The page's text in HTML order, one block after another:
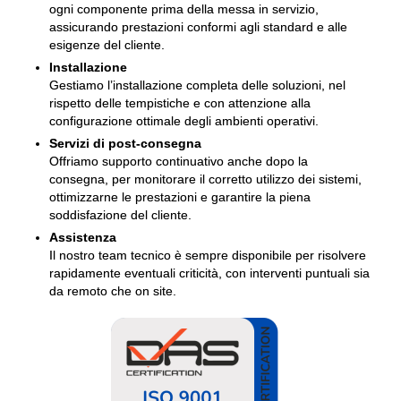
ogni componente prima della messa in servizio,
assicurando prestazioni conformi agli standard e alle
esigenze del cliente.
Installazione
Gestiamo l’installazione completa delle soluzioni, nel
rispetto delle tempistiche e con attenzione alla
configurazione ottimale degli ambienti operativi.
Servizi di post-consegna
Offriamo supporto continuativo anche dopo la
consegna, per monitorare il corretto utilizzo dei sistemi,
ottimizzarne le prestazioni e garantire la piena
soddisfazione del cliente.
Assistenza
Il nostro team tecnico è sempre disponibile per risolvere
rapidamente eventuali criticità, con interventi puntuali sia
da remoto che on site.